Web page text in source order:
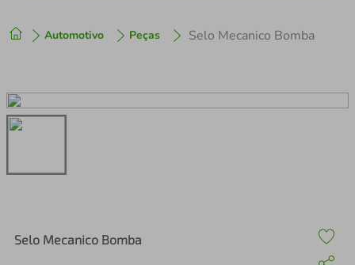
Automotivo Peças Selo Mecanico Bomba
Selo Mecanico Bomba
2º cafeteira